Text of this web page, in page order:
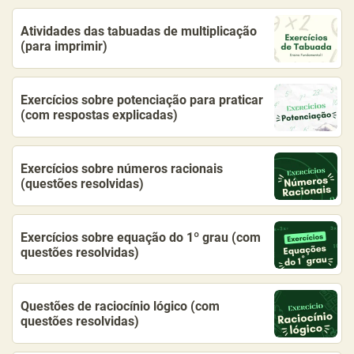
Atividades das tabuadas de multiplicação
(para imprimir)
Exercícios sobre potenciação para praticar
(com respostas explicadas)
Exercícios sobre números racionais
(questões resolvidas)
Exercícios sobre equação do 1º grau (com
questões resolvidas)
Questões de raciocínio lógico (com
questões resolvidas)